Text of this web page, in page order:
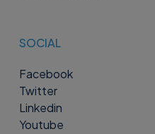
SOCIAL
Facebook
Twitter
Linkedin
Youtube